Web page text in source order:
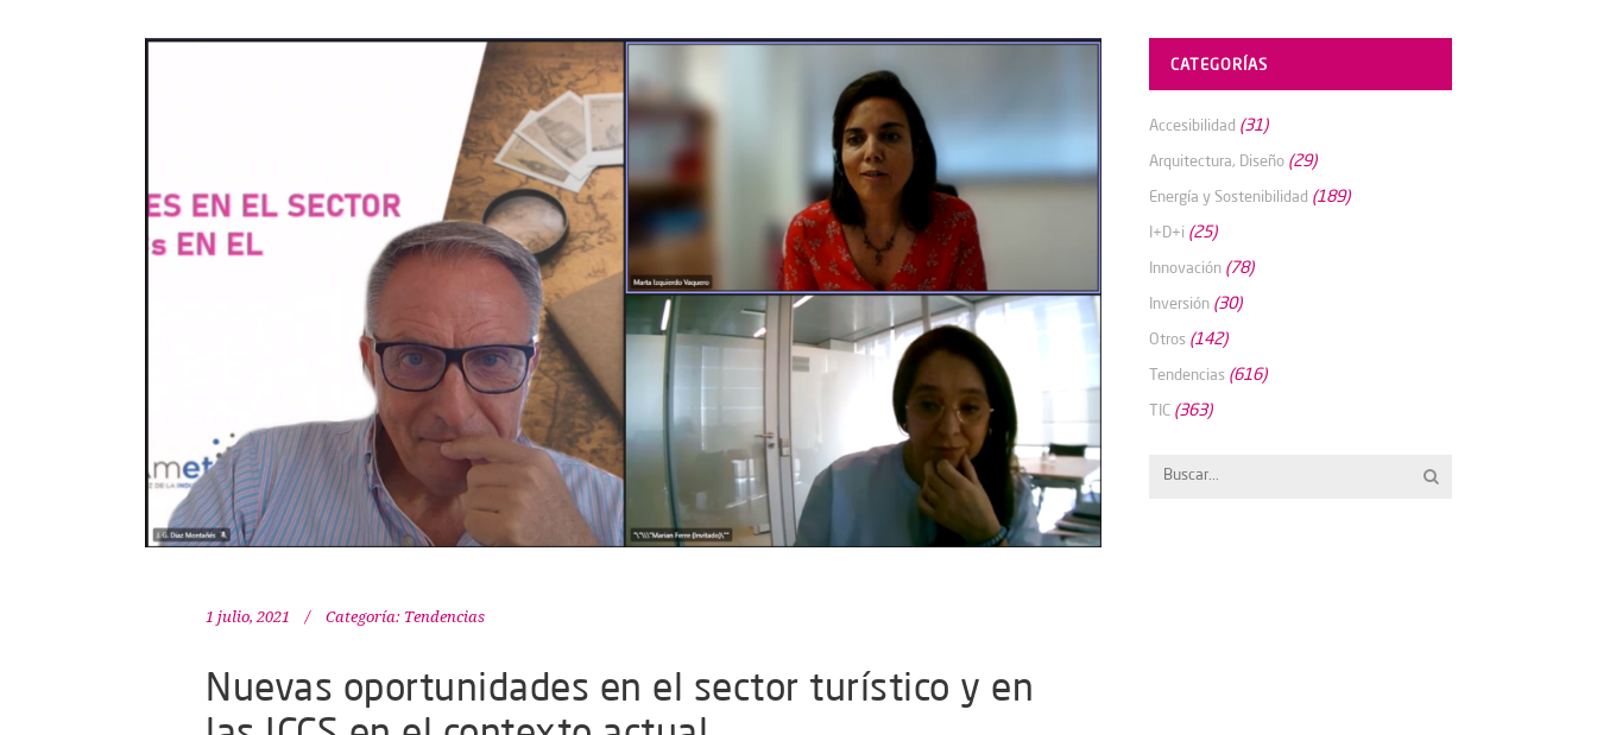
1 julio, 2021 Categoría: Tendencias
Nuevas oportunidades en el sector turístico y en
CATEGORÍAS
Accesibilidad (31)
Arquitectura, Diseño (29)
Energía y Sostenibilidad (189)
I+D+i (25)
Innovación (78)
Inversión (30)
Otros (142)
Tendencias (616)
TIC (363)